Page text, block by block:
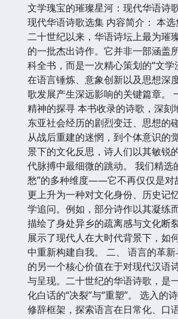
文学瑰宝的璀璨星河：现代华语诗
现代华语诗歌选集 内容简介： 本
二十世纪以来，华语诗坛上最为璀
的一批杰出诗作。它并非一部涵盖
科全书，而是一次精心策划的“文学
在语言锤炼、意象创新以及思想深
歌发展产生深远影响的关键篇章。
精神的探寻 本书收录的诗歌，深刻
东亚社会经历的剧烈变迁、思想的
从战后重建的迷惘，到个体意识的
景下的文化反思，诗人们以其敏锐
代脉搏中最细微的跳动。 我们精选
愁”的多种维度——它不再仅仅是对
更上升为一种对文化身份、历史记
学追问。例如，部分诗作以其凝练
描绘了身处异乡的疏离感与文化断
展示了现代人在大时代背景下，如
中重新构建自我。 二、 语言的革
的另一个核心价值在于对现代汉语
与呈现。二十世纪的华语诗歌，是
化白话的“决裂”与“重塑”。 选入的
修辞框架，探索语言在日常化、口